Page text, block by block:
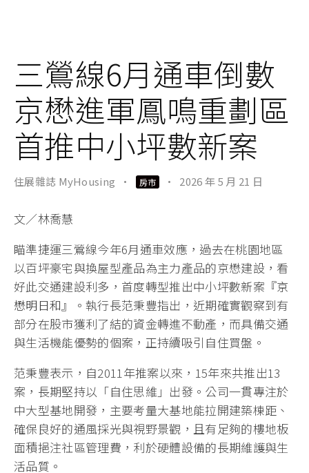
三鶯線6月通車倒數
京懋進軍鳳鳴重劃區
首推中小坪數新案
住展雜誌 MyHousing · 房市 · 2026 年 5 月 21 日
文／林喬慧
瞄準捷運三鶯線今年6月通車效應，過去在桃園地區
以百坪豪宅與換屋型產品為主力產品的京懋建設，看
好此交通建設利多，首度轉型推出中小坪數新案『京
懋明日和』。執行長范秉豐指出，近期確實觀察到有
部分在股市獲利了結的資金轉進不動產，而具備交通
與生活機能優勢的個案，正持續吸引自住買盤。
范秉豐表示，自2011年推案以來，15年來共推出13
案，長期堅持以「自住思維」出發。公司一貫專注於
中大型基地開發，主要考量大基地能拉開建築棟距、
確保良好的通風採光與視野景觀，且有足夠的樓地板
面積挹注社區管理費，利於硬體設備的長期維護與生
活品質。